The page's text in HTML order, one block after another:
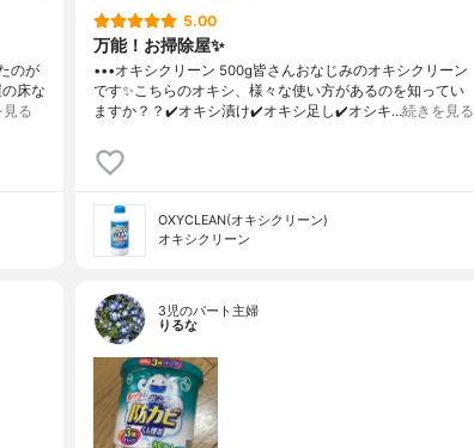
のが
床な
見る
5.00
万能！お掃除屋✨
•••オキシクリーン 500g皆さんおなじみのオキシクリーン
です✨こちらのオキシ、様々な使い方があるのを知ってい
ますか？？✔️オキシ漬け✔️オキシ足し✔️オシキ…続きを見る
OXYCLEAN(オキシクリーン)
オキシクリーン
3児のパート主婦
りるな